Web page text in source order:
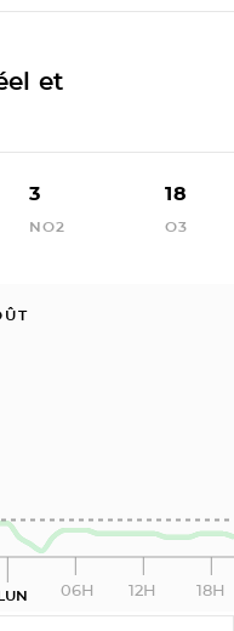
et
3
NO2
18
O3
06H 12H 18H